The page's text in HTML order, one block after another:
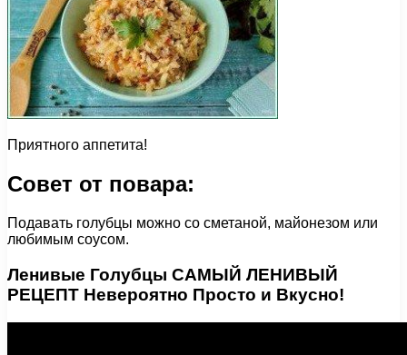
Приятного аппетита!
Совет от повара:
Подавать голубцы можно со сметаной, майонезом или
любимым соусом.
Ленивые Голубцы САМЫЙ ЛЕНИВЫЙ
РЕЦЕПТ Невероятно Просто и Вкусно!